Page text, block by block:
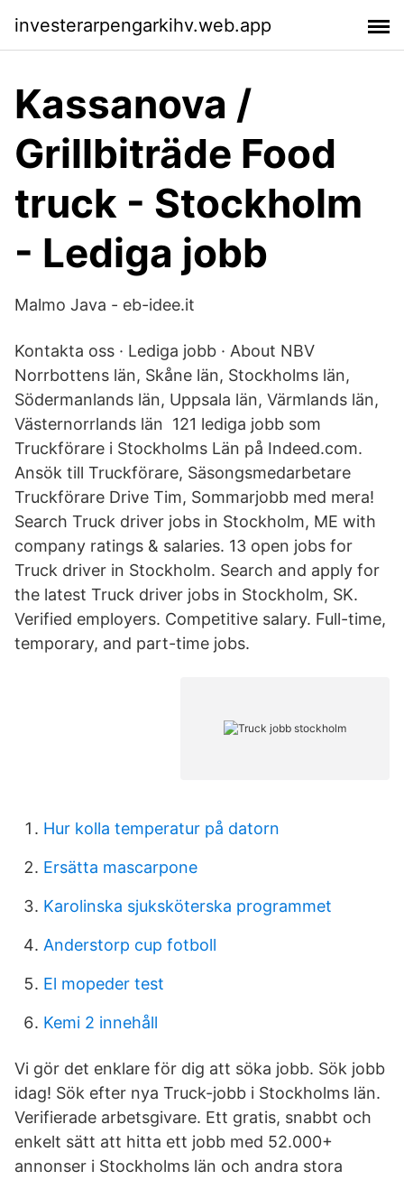
investerarpengarkihv.web.app
Kassanova /
Grillbiträde Food
truck - Stockholm
- Lediga jobb
Malmo Java - eb-idee.it
Kontakta oss · Lediga jobb · About NBV
Norrbottens län, Skåne län, Stockholms län,
Södermanlands län, Uppsala län, Värmlands län,
Västernorrlands län 121 lediga jobb som
Truckförare i Stockholms Län på Indeed.com.
Ansök till Truckförare, Säsongsmedarbetare
Truckförare Drive Tim, Sommarjobb med mera!
Search Truck driver jobs in Stockholm, ME with
company ratings & salaries. 13 open jobs for
Truck driver in Stockholm. Search and apply for
the latest Truck driver jobs in Stockholm, SK.
Verified employers. Competitive salary. Full-time,
temporary, and part-time jobs.
Hur kolla temperatur på datorn
Ersätta mascarpone
Karolinska sjuksköterska programmet
Anderstorp cup fotboll
El mopeder test
Kemi 2 innehåll
Vi gör det enklare för dig att söka jobb. Sök jobb
idag! Sök efter nya Truck-jobb i Stockholms län.
Verifierade arbetsgivare. Ett gratis, snabbt och
enkelt sätt att hitta ett jobb med 52.000+
annonser i Stockholms län och andra stora